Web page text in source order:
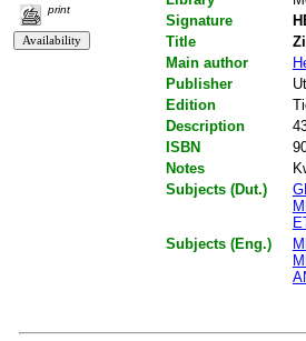
print
Signature
Title
Main author
Publisher
Edition
Description
ISBN
Notes
Subjects (Dut.)
Subjects (Eng.)